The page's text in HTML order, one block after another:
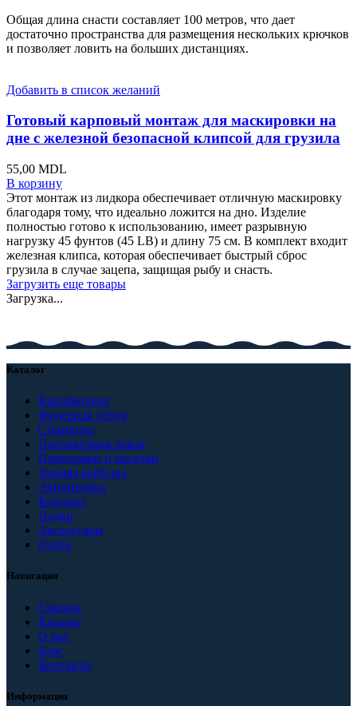
Общая длина снасти составляет 100 метров, что дает
достаточно пространства для размещения нескольких крючков
и позволяет ловить на больших дистанциях.
Добавить в список желаний
Готовый карповый монтаж для маскировки на
дне с железной безопасной клипсой для грузила
55,00 MDL
В корзину
Этот монтаж из лидкора обеспечивает отличную маскировку
благодаря тому, что идеально ложится на дно. Изделие
полностью готово к использованию, имеет разрывную
нагрузку 45 фунтов (45 LB) и длину 75 см. В комплект входит
железная клипса, которая обеспечивает быстрый сброс
грузила в случае зацепа, защищая рыбу и снасть.
Загрузить еще товары
Загрузка...
Каталог
Карпфишинг
Фидерная ловля
Спиннинг
Поплавочная ловля
Прикормки и насадки
Зимняя рыбалка
Экипировка
Кемпинг
Лодки
Аксессуары
Охота
Навигация
Главная
Каталог
О нас
Блог
Контакты
Информация